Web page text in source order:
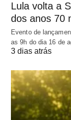
Lula volta a
dos anos 70
Evento de
as 9h do dia 16 de
3 dias atrás